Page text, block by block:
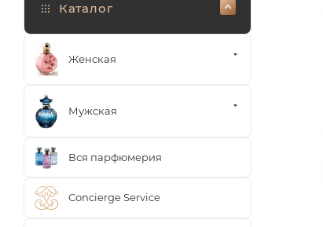
Каталог
Женская
Мужская
Вся парфюмерия
Concierge Service